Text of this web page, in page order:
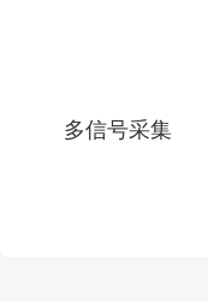
多信号采集